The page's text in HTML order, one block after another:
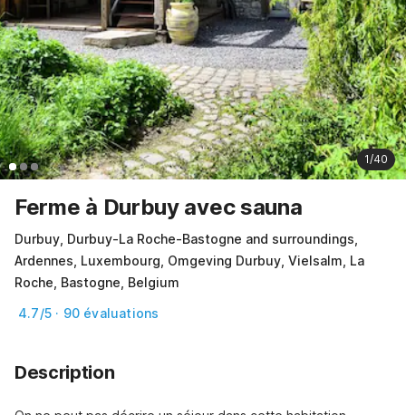
1/40
Ferme à Durbuy avec sauna
Durbuy, Durbuy-La Roche-Bastogne and surroundings,
Ardennes, Luxembourg, Omgeving Durbuy, Vielsalm, La
Roche, Bastogne, Belgium
4.7/5 · 90 évaluations
Description